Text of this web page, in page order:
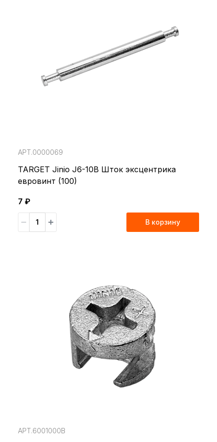
АРТ.0000069
TARGET Jinio J6-10B Шток эксцентрика
евровинт (100)
7 ₽
В корзину
АРТ.6001000B